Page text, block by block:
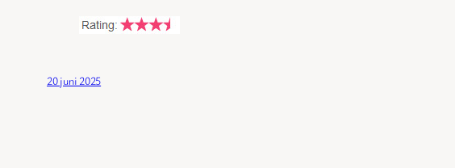
20 juni 2025